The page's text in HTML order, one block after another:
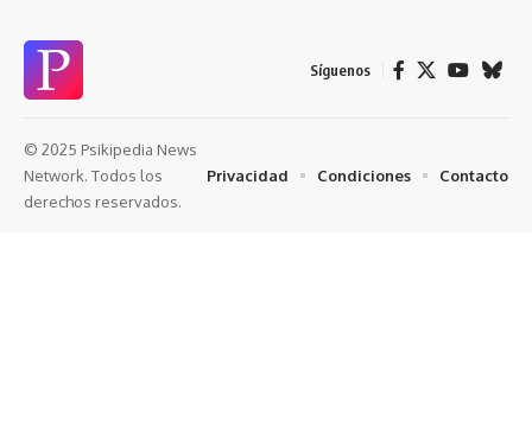
Síguenos
© 2025 Psikipedia News
Network. Todos los
derechos reservados.
Privacidad Condiciones Contacto